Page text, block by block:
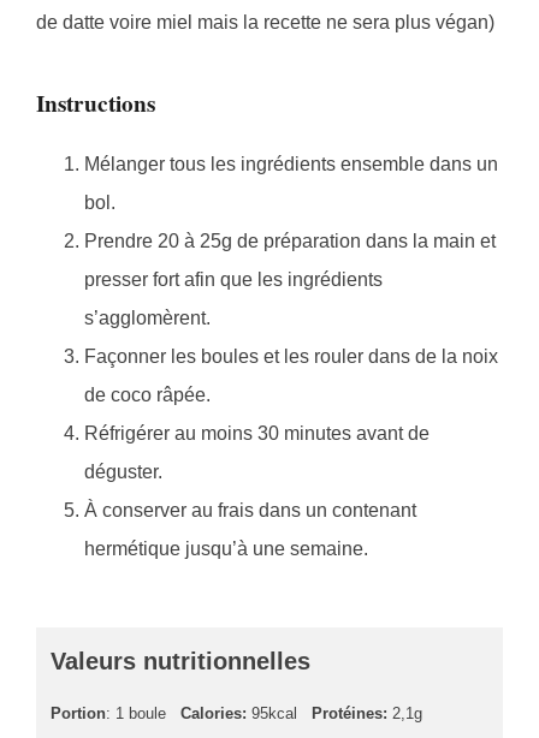
de datte voire miel mais la recette ne sera plus végan)
Instructions
Mélanger tous les ingrédients ensemble dans un
bol.
Prendre 20 à 25g de préparation dans la main et
presser fort afin que les ingrédients
s’agglomèrent.
Façonner les boules et les rouler dans de la noix
de coco râpée.
Réfrigérer au moins 30 minutes avant de
déguster.
À conserver au frais dans un contenant
hermétique jusqu’à une semaine.
Valeurs nutritionnelles
Portion: 1 boule Calories: 95kcal Protéines: 2,1g